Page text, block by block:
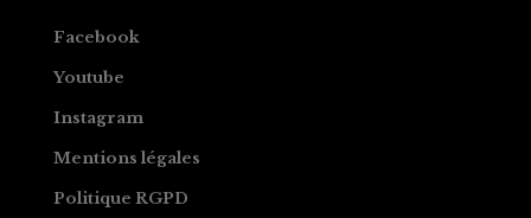
Facebook
Youtube
Instagram
Mentions légales
Politique RGPD